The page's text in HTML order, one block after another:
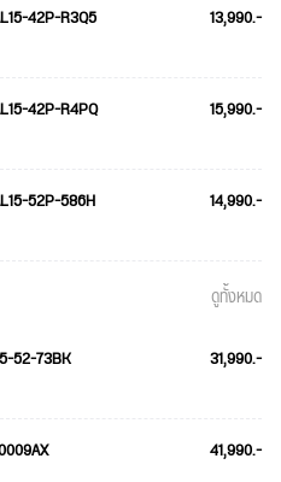
42P-R3Q5 13,990.-
42P-R4PQ 15,990.-
52P-586H 14,990.-
ดูทั้งหมด
52-73BK 31,990.-
41,990.-